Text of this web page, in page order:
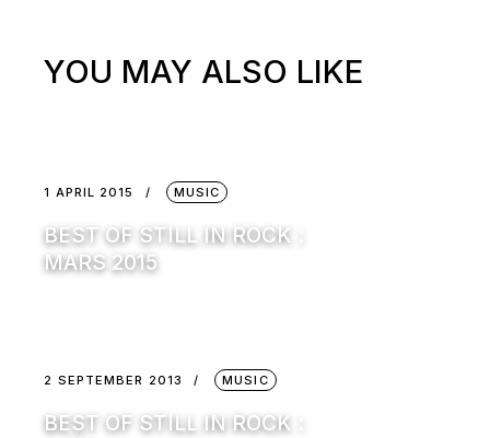
YOU MAY ALSO LIKE
1 APRIL 2015 MUSIC
BEST OF STILL IN ROCK :
MARS 2015
2 SEPTEMBER 2013 MUSIC
BEST OF STILL IN ROCK :